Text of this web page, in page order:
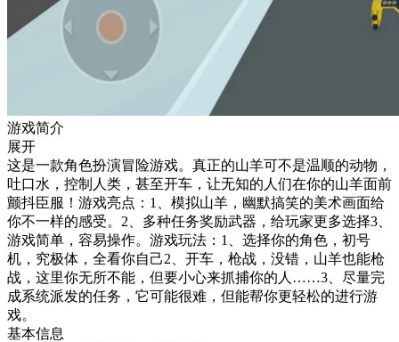
游戏简介
展开
这是一款角色扮演冒险游戏。真正的山羊可不是温顺的动物，
吐口水，控制人类，甚至开车，让无知的人们在你的山羊面前
颤抖臣服！游戏亮点：1、模拟山羊，幽默搞笑的美术画面给
你不一样的感受。2、多种任务奖励武器，给玩家更多选择3、
游戏简单，容易操作。游戏玩法：1、选择你的角色，初号
机，究极体，全看你自己2、开车，枪战，没错，山羊也能枪
战，这里你无所不能，但要小心来抓捕你的人……3、尽量完
成系统派发的任务，它可能很难，但能帮你更轻松的进行游
戏。
基本信息